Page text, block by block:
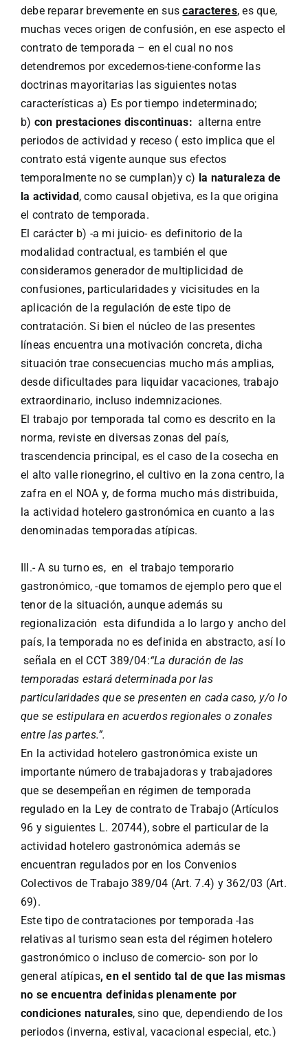
debe reparar brevemente en suscaracteres, esque,
muchas veces origen de confusión, en ese aspecto el
contrato de temporada – en el cual no nos
detendremos por excedernos-tiene-conforme las
doctrinas mayoritarias las siguientes notas
características a) Es por tiempo indeterminado;
b) con prestaciones discontinuas: alterna entre
periodos de actividad y receso ( esto implica que el
contrato está vigente aunque sus efectos
temporalmente no se cumplan)y c) la naturaleza de
la actividad , como causal objetiva, es la que origina
el contrato de temporada.
El carácter b) -a mi juicio- es definitorio de la
modalidad contractual, es también el que
consideramos generador de multiplicidad de
confusiones, particularidades y vicisitudes en la
aplicación de la regulación de este tipo de
contratación. Si bien el núcleo de las presentes
líneas encuentra una motivación concreta, dicha
situación trae consecuencias mucho más amplias,
desde dificultades para liquidar vacaciones, trabajo
extraordinario, incluso indemnizaciones.
El trabajo por temporada tal como es descrito en la
norma, reviste en diversas zonas del país,
trascendencia principal, es el caso de la cosecha en
el alto valle rionegrino, el cultivo en la zona centro, la
zafra en el NOA y, de forma mucho más distribuida,
la actividad hotelero gastronómica en cuanto a las
denominadas temporadas atípicas.
III.- A su turno es, en el trabajo temporario
gastronómico, -que tomamos de ejemplo pero que el
tenor de la situación, aunque además su
regionalización esta difundida a lo largo y ancho del
país, la temporada no es definida en abstracto, así lo
señala en el CCT 389/04:“La duración de las
temporadas estará determinada por las
particularidades que se presenten en cada caso, y/o lo
que se estipulara en acuerdos regionales o zonales
entre las partes.”.
En la actividad hotelero gastronómica existe un
importante número de trabajadoras y trabajadores
que se desempeñan en régimen de temporada
regulado en la Ley de contrato de Trabajo (Artículos
96 y siguientes L. 20744), sobre el particular de la
actividad hotelero gastronómica además se
encuentran regulados por en los Convenios
Colectivos de Trabajo 389/04 (Art. 7.4) y 362/03 (Art.
69).
Este tipo de contrataciones por temporada -las
relativas al turismo sean esta del régimen hotelero
gastronómico o incluso de comercio- son por lo
general atípicas, en el sentido tal de que las mismas
no se encuentra definidas plenamente por
condiciones naturales, sino que, dependiendo de los
periodos (inverna, estival, vacacional especial, etc.)